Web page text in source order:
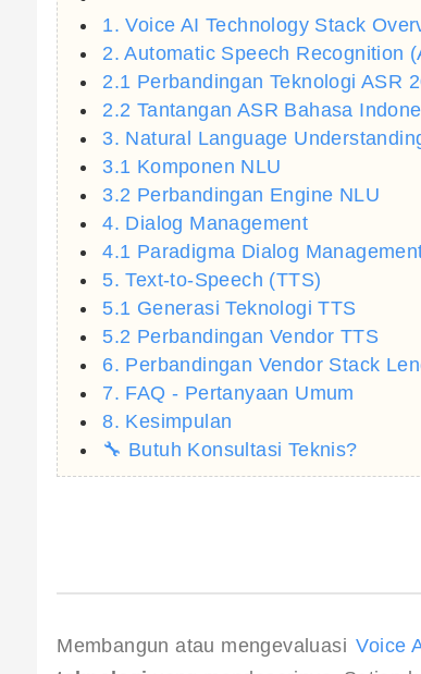
1. Voice AI Technology Stack
2. Automatic Speech Recognition
2.1 Perbandingan Teknologi ASR
2.2 Tantangan ASR Bahasa
3. Natural Language
3.1 Komponen NLU
3.2 Perbandingan Engine NLU
4. Dialog Management
4.1 Paradigma Dialog
5. Text-to-Speech (TTS)
5.1 Generasi Teknologi TTS
5.2 Perbandingan Vendor TTS
6. Perbandingan Vendor Stack
7. FAQ - Pertanyaan Umum
8. Kesimpulan
🔧 Butuh Konsultasi Teknis?
Membangun atau mengevaluasi Voice